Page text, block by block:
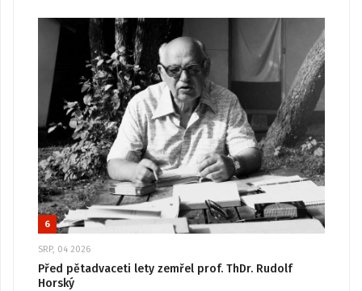
6
SRP, 04 2026
Před pětadvaceti lety zemřel prof. ThDr. Rudolf
Horský